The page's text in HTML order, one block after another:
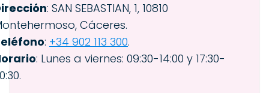
: SAN SEBASTIAN, 1, 10810
Cáceres.
: +34 902 113 300.
: Lunes a viernes: 09:30-14:00 y 17:30-